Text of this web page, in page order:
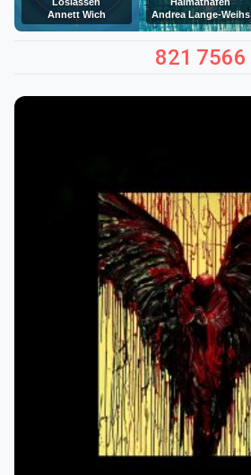
Annett Wich
Andrea Lange-Weihs
821 7566